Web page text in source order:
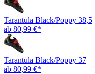
Tarantula Black/Poppy 38,5
ab 80,99 €*
Tarantula Black/Poppy 37
ab 80,99 €*